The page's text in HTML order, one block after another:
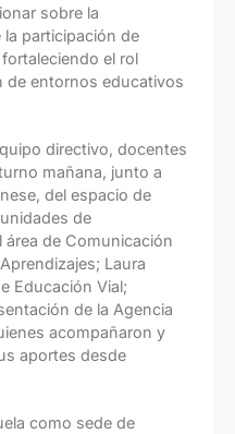
sobre la
la participación de
el rol
de entornos educativos
directivo, docentes
mañana, junto a
del espacio de
de
área de Comunicación
Laura
Educación Vial;
de la Agencia
acompañaron y
aportes desde
como sede de